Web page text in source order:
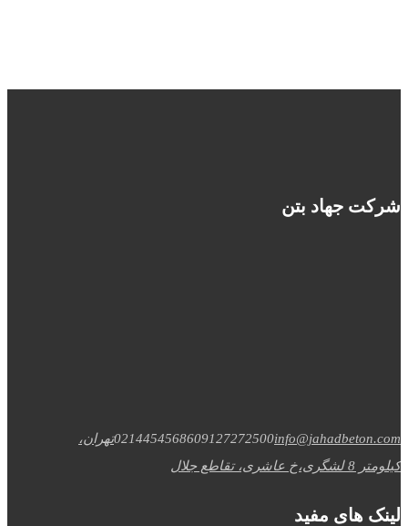
شرکت جهاد بتن
0214454568609127272500info@jahadbeton.com
تهران،
کیلومتر 8 لشگری،خ عاشری، تقاطع جلال
لینک های مفید